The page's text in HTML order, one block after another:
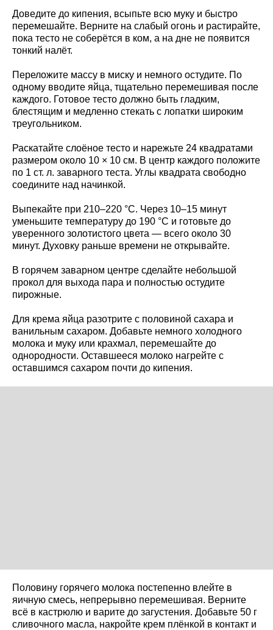
Доведите до кипения, всыпьте всю муку и быстро
перемешайте. Верните на слабый огонь и растирайте,
пока тесто не соберётся в ком, а на дне не появится
тонкий налёт.
Переложите массу в миску и немного остудите. По
одному вводите яйца, тщательно перемешивая после
каждого. Готовое тесто должно быть гладким,
блестящим и медленно стекать с лопатки широким
треугольником.
Раскатайте слоёное тесто и нарежьте 24 квадратами
размером около 10 × 10 см. В центр каждого положите
по 1 ст. л. заварного теста. Углы квадрата свободно
соедините над начинкой.
Выпекайте при 210–220 °C. Через 10–15 минут
уменьшите температуру до 190 °C и готовьте до
уверенного золотистого цвета — всего около 30
минут. Духовку раньше времени не открывайте.
В горячем заварном центре сделайте небольшой
прокол для выхода пара и полностью остудите
пирожные.
Для крема яйца разотрите с половиной сахара и
ванильным сахаром. Добавьте немного холодного
молока и муку или крахмал, перемешайте до
однородности. Оставшееся молоко нагрейте с
оставшимся сахаром почти до кипения.
Половину горячего молока постепенно влейте в
яичную смесь, непрерывно перемешивая. Верните
всё в кастрюлю и варите до загустения. Добавьте 50 г
сливочного масла, накройте крем плёнкой в контакт и